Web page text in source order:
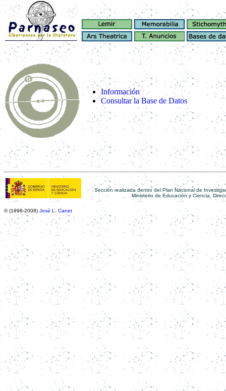
Información
Consultar la Base de Datos
Sección realizada dentro del Plan Nacional de
Ministerio de Educación y Ciencia,
© (1996-2008) José L. Canet